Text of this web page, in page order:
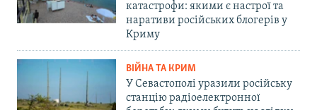
катастрофи: якими є настрої та
наративи російських блогерів у
Криму
ВІЙНА ТА КРИМ
У Севастополі уразили російську
станцію радіоелектронної